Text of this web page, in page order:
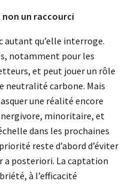
non un raccourci
autant qu’elle interroge.
notamment pour les
et peut jouer un rôle
neutralité carbone. Mais
une réalité encore
minoritaire, et
dans les prochaines
reste d’abord d’éviter
a posteriori. La captation
à l’efficacité